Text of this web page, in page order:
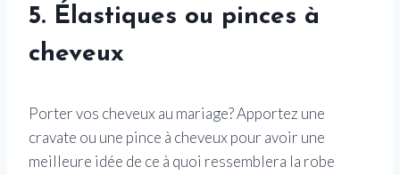
5. Élastiques ou pinces à
cheveux
Porter vos cheveux au mariage? Apportez une
cravate ou une pince à cheveux pour avoir une
meilleure idée de ce à quoi ressemblera la robe